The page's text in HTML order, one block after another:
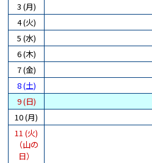
3 (月)
4 (火)
5 (水)
6 (木)
7 (金)
8 (土)
9 (日)
10 (月)
11 (火)
（山の
日）